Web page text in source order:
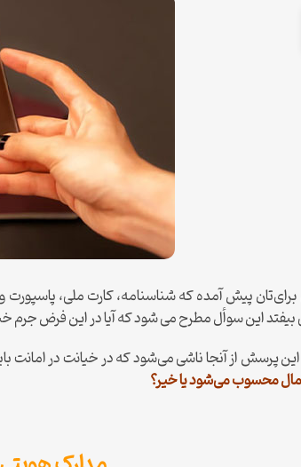
برای‌تان پیش آمده که شناسنامه، کارت ملی، پاسپورت
بیفتد این سوأل مطرح می شود که آیا در این فرض جرم
پرسش از آنجا ناشی می‌شود که در خیانت در امانت
محسوب می‌شود یا خیر؟